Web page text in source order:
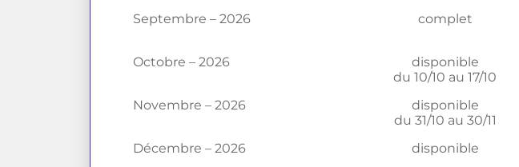
Septembre – 2026
complet
Octobre – 2026
disponible
du 10/10 au 17/10
Novembre – 2026
disponible
du 31/10 au 30/11
Décembre – 2026
disponible